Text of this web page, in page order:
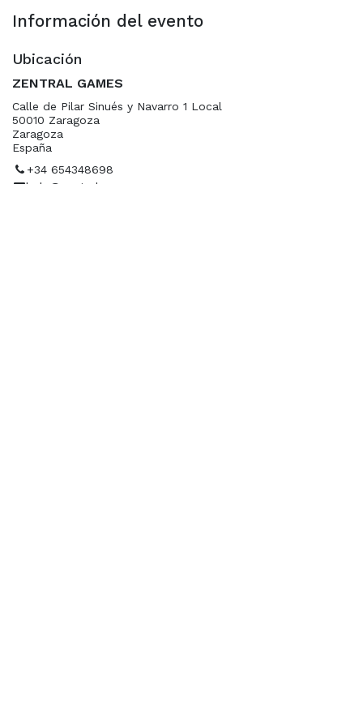
Información del evento
Ubicación
ZENTRAL GAMES
Calle de Pilar Sinués y Navarro 1 Local
50010 Zaragoza
Zaragoza
España
+34 654348698
hola@zentralgames.es